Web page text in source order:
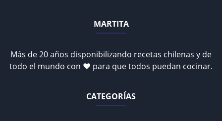
MARTITA
Más de 20 años disponibilizando recetas chilenas y de
todo el mundo con ♥ para que todos puedan cocinar.
CATEGORÍAS